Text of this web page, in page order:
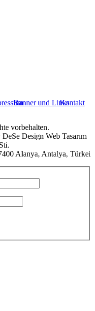
Banner und LinksKontakt
vorbehalten.
Design Web Tasarım
Alanya, Antalya, Türkei